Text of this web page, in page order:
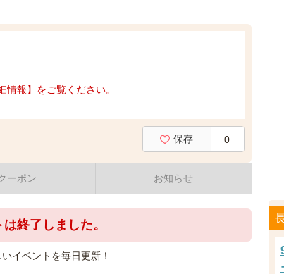
報】をご覧ください。
保存 0
ーポン お知らせ
終了しました。
イベントを毎日更新！